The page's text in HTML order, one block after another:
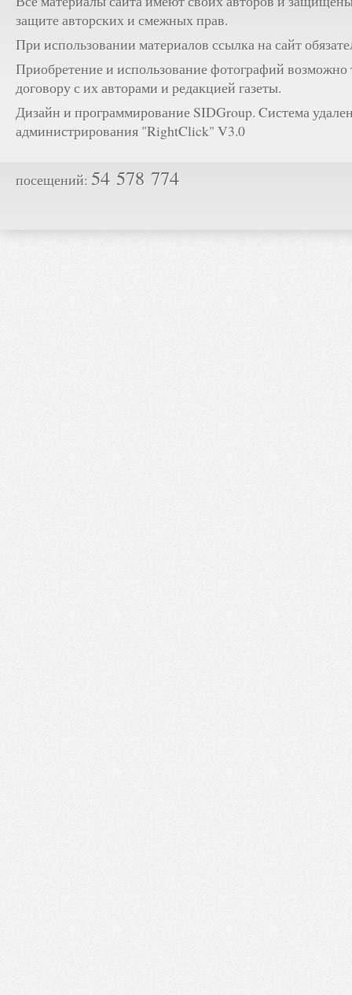
защите авторских и смежных прав.
При использовании материалов ссылка на сайт
Приобретение и использование фотографий возможно
договору с их авторами и редакцией газеты.
Дизайн и программирование SIDGroup. Cистема
администрирования "RightClick" V3.0
посещений: 54 578 774